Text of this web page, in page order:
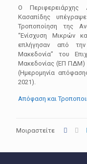
Ο Περιφερειάρχης
Κασαπίδης
Τροποποίηση της
“Ενίσχυση Μικρών
επλήγησαν από
Μακεδονία” του
Μακεδονίας (ΕΠ ΠΔΜ)
(Ημερομηνία
2021).
Απόφαση και
Μοιραστείτε